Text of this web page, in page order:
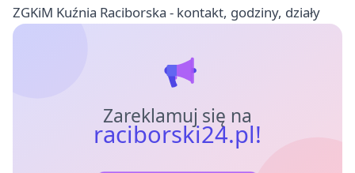
ZGKiM Kuźnia Raciborska - kontakt, godziny, działy
Zareklamuj się na
raciborski24.pl!